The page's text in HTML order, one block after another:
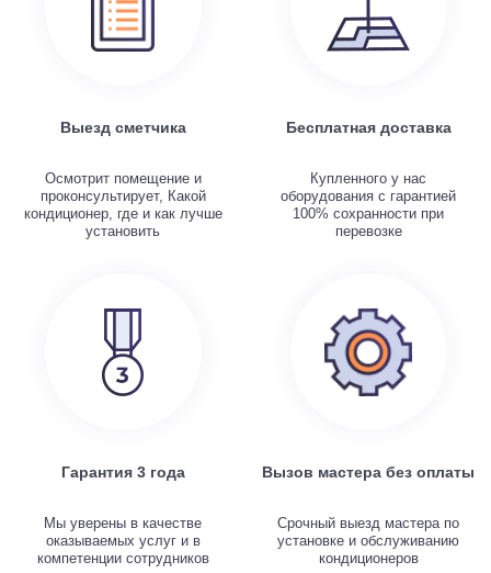
Выезд сметчика
Осмотрит помещение и
проконсультирует, Какой
кондиционер, где и как лучше
установить
Бесплатная доставка
Купленного у нас
оборудования с гарантией
100% сохранности при
перевозке
Гарантия 3 года
Мы уверены в качестве
оказываемых услуг и в
компетенции сотрудников
Вызов мастера без оплаты
Срочный выезд мастера по
установке и обслуживанию
кондиционеров